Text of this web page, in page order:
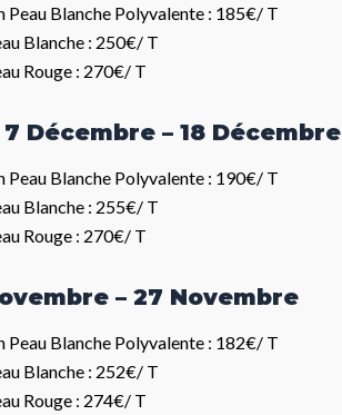
Peau Blanche Polyvalente : 185€/ T
Blanche : 250€/ T
Rouge : 270€/ T
Décembre – 18 Décembre
Peau Blanche Polyvalente : 190€/ T
Blanche : 255€/ T
Rouge : 270€/ T
– 27 Novembre
Peau Blanche Polyvalente : 182€/ T
Blanche : 252€/ T
Rouge : 274€/ T